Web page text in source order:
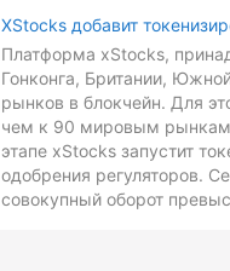
XStocks добавит
Платформа xStocks,
Гонконга, Британии,
рынков в блокчейн. Для
чем к 90 мировым рынкам
этапе xStocks запустит
одобрения регуляторов.
совокупный оборот